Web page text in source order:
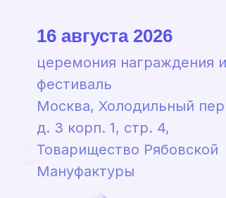
16 августа 2026
церемония награждения и
фестиваль
Москва, Холодильный
д. 3 корп. 1, стр. 4,
Товарищество Рябовской
Мануфактуры